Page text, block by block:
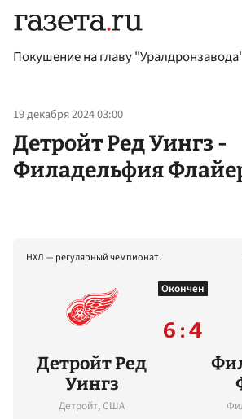
Покушение на главу
19 декабря 2024 03:00
Детройт Ред Уингз -
Филадельфия
НХЛ — регулярный чемпионат.
Детройт Ред
Уингз
Детройт, США
Окончен
6 : 4